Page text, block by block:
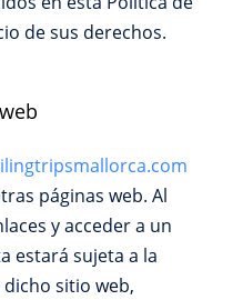
de sus derechos.
páginas web. Al
y acceder a un
estará sujeta a la
sitio web,